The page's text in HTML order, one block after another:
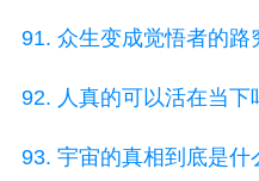
91. 众生变成觉悟者的路
92. 人真的可以活在当下
93. 宇宙的真相到底是什